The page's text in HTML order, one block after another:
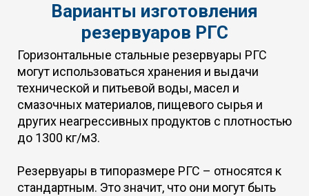
Варианты изготовления
резервуаров РГС
Горизонтальные стальные резервуары РГС
могут использоваться хранения и выдачи
технической и питьевой воды, масел и
смазочных материалов, пищевого сырья и
других неагрессивных продуктов с плотностью
до 1300 кг/м3.
Резервуары в типоразмере РГС – относятся к
стандартным. Это значит, что они могут быть